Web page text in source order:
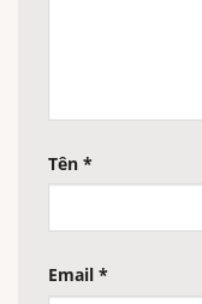
Tên *
Email *